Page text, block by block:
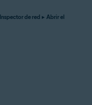
Inspector de red ▸ Abrir el